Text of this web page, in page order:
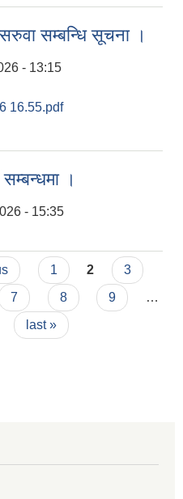
सम्बन्धि सूचना ।
- 13:15
16.55.pdf
।
- 15:35
1 2
3
7 8 9
…
last »